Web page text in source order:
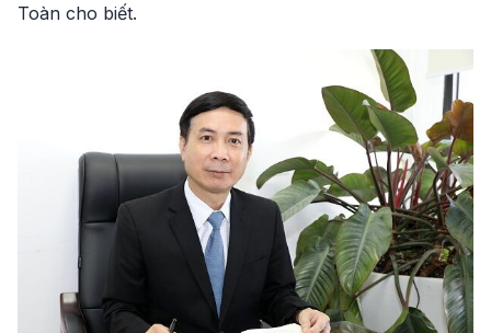
Toàn cho biết.